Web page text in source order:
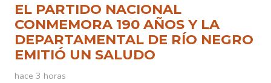
EL PARTIDO NACIONAL
CONMEMORA 190 AÑOS Y LA
DEPARTAMENTAL DE RÍO NEGRO
EMITIÓ UN SALUDO
hace 3 horas